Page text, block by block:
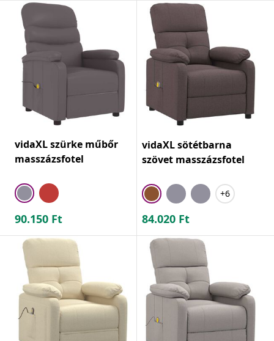
vidaXL szürke műbőr
masszázsfotel
90.150 Ft
vidaXL sötétbarna
szövet masszázsfotel
+6
84.020 Ft